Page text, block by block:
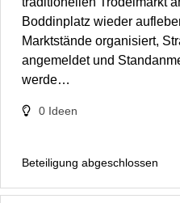
Boddinplatz wieder
Marktstände organisiert,
angemeldet und
werde…
0 Ideen
Beteiligung abgeschlossen